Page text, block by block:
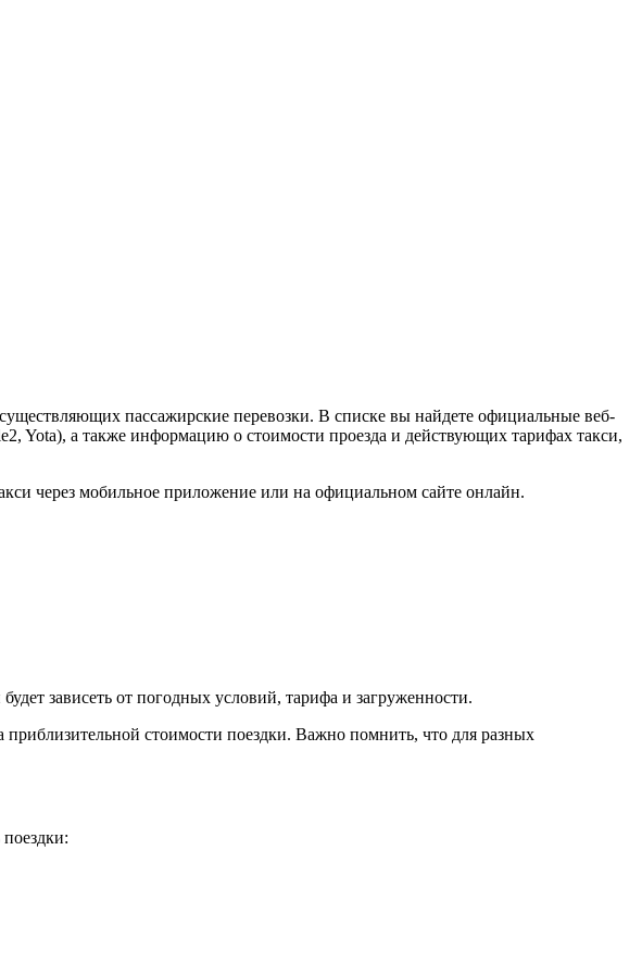
пассажирские перевозки. В списке вы найдете официальные веб-
Yota), а также информацию о стоимости проезда и действующих тарифах такси,
через мобильное приложение или на официальном сайте онлайн.
зависеть от погодных условий, тарифа и загруженности.
стоимости поездки. Важно помнить, что для разных